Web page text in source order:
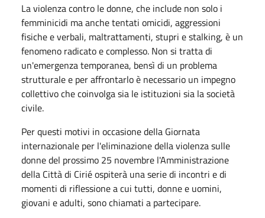
La violenza contro le donne, che include non solo i
femminicidi ma anche tentati omicidi, aggressioni
fisiche e verbali, maltrattamenti, stupri e stalking, è un
fenomeno radicato e complesso. Non si tratta di
un'emergenza temporanea, bensì di un problema
strutturale e per affrontarlo è necessario un impegno
collettivo che coinvolga sia le istituzioni sia la società
civile.
Per questi motivi in occasione della Giornata
internazionale per l'eliminazione della violenza sulle
donne del prossimo 25 novembre l'Amministrazione
della Città di Cirié ospiterà una serie di incontri e di
momenti di riflessione a cui tutti, donne e uomini,
giovani e adulti, sono chiamati a partecipare.